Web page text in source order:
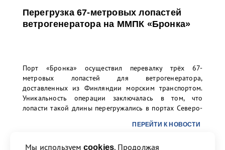
Перегрузка 67-метровых лопастей
ветрогенератора на ММПК «Бронка»
Порт «Бронка» осуществил перевалку трёх 67-
метровых лопастей для ветрогенератора,
доставленных из Финляндии морским транспортом.
Уникальность операции заключалась в том, что
лопасти такой длины перегружались в портах Северо-
ПЕРЕЙТИ К НОВОСТИ
Мы используем cookies. Продолжая